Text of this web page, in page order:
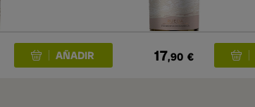
17,90 €